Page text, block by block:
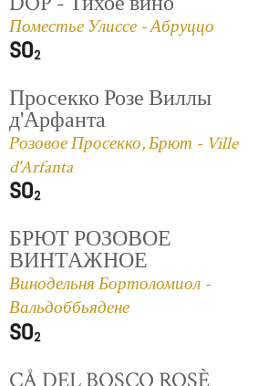
Поместье Улиссе - Абруццо
Просекко Розе Виллы
д'Арфанта
Розовое Просекко, Брют - Ville
d'Arfanta
БРЮТ РОЗОВОЕ
ВИНТАЖНОЕ
Винодельня Бортоломиол -
Вальдоббьядене
CÅ DEL BOSCO ROSÈ